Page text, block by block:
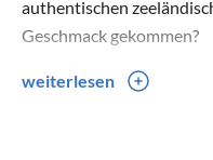
authentischen
Geschmack gekommen?
Das Team von Sorglos
weiterlesen